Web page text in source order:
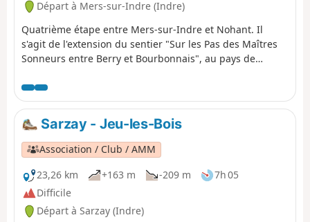
Départ à Mers-sur-Indre (Indre)
Quatrième étape entre Mers-sur-Indre et Nohant. Il
s'agit de l'extension du sentier "Sur les Pas des Maîtres
Sonneurs entre Berry et Bourbonnais", au pays de
dernières veillées du roman "Les Maîtres" Sonneurs,
mais également les deux romans "La Mare au Diable" et
"le Moulin d'Angibault".
Sarzay - Jeu-les-Bois
Association / Club / AMM
23,26 km
+163 m -209 m
7h 05
Difficile
Départ à Sarzay (Indre)